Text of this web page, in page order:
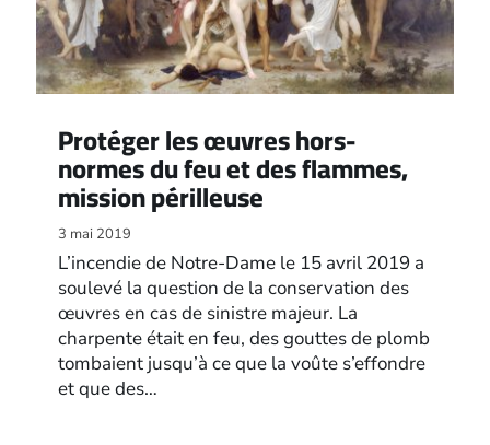
Protéger les œuvres hors-
normes du feu et des flammes,
mission périlleuse
3 mai 2019
L’incendie de Notre-Dame le 15 avril 2019 a
soulevé la question de la conservation des
œuvres en cas de sinistre majeur. La
charpente était en feu, des gouttes de plomb
tombaient jusqu’à ce que la voûte s’effondre
et que des…